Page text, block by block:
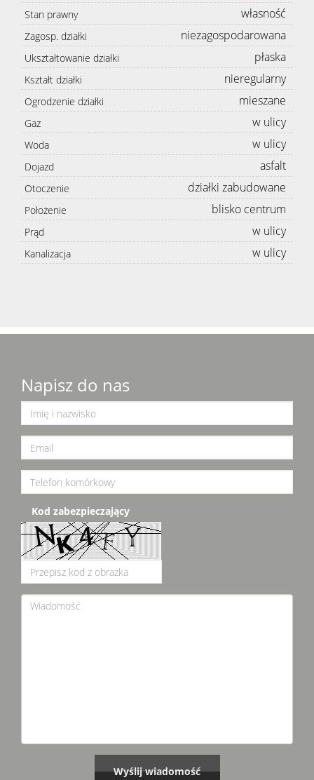
Stan prawny
własność
Zagosp. działki niezagospodarowana
Ukształtowanie działki płaska
Kształt działki nieregularny
Ogrodzenie działki mieszane
Gaz w ulicy
Woda w ulicy
Dojazd asfalt
Otoczenie działki zabudowane
Położenie blisko centrum
Prąd w ulicy
Kanalizacja w ulicy
Napisz do nas
Kod zabezpieczający